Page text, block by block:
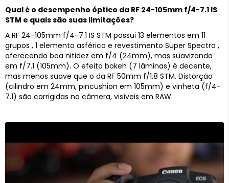
Qual é o desempenho óptico da RF 24-105mm f/4-7.1 IS
STM e quais são suas limitações?
A RF 24-105mm f/4-7.1 IS STM possui 13 elementos em 11
grupos , 1 elemento asférico e revestimento Super Spectra ,
oferecendo boa nitidez em f/4 (24mm), mas suavizando
em f/7.1 (105mm). O efeito bokeh (7 lâminas) é decente,
mas menos suave que o da RF 50mm f/1.8 STM. Distorção
(cilindro em 24mm, pincushion em 105mm) e vinheta (f/4-
7.1) são corrigidas na câmera, visíveis em RAW.